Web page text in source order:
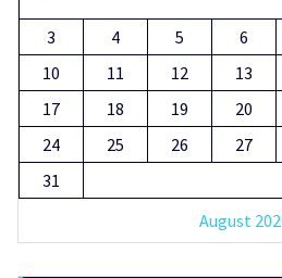
August
3
4 5 6
10
11 12 13
17
18 19 20
24
25 26 27
31